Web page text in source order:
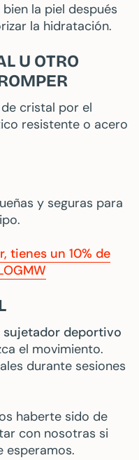
la piel después
la hidratación.
U OTRO
cristal por el
resistente o acero
y seguras para
tienes un 10% de
sujetador deportivo
el movimiento.
durante sesiones
haberte sido de
con nosotras si
esperamos.